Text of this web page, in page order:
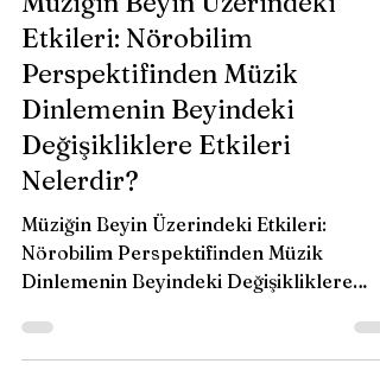
20 Ara 2024
3 dakikada okunur
Müziğin Beyin Üzerindeki
Etkileri: Nörobilim
Perspektifinden Müzik
Dinlemenin Beyindeki
Değişikliklere Etkileri
Nelerdir?
Müziğin Beyin Üzerindeki Etkileri:
Nörobilim Perspektifinden Müzik